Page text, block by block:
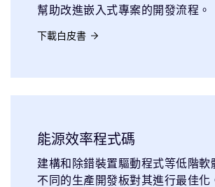
幫助改進嵌入式專案的開發流程。
下載白皮書
能源效率程式碼
建構和除錯裝置驅動程式等低階軟
不同的生產開發板對其進行最佳化